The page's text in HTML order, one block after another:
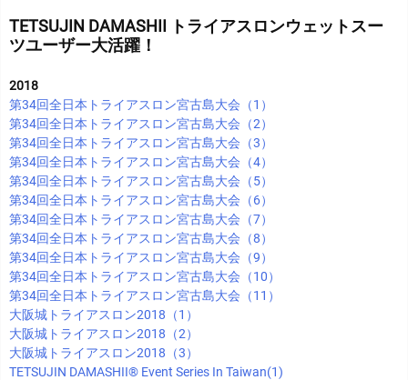
TETSUJIN DAMASHII トライアスロンウェットスー
ツユーザー大活躍！
2018
第34回全日本トライアスロン宮古島大会（1）
第34回全日本トライアスロン宮古島大会（2）
第34回全日本トライアスロン宮古島大会（3）
第34回全日本トライアスロン宮古島大会（4）
第34回全日本トライアスロン宮古島大会（5）
第34回全日本トライアスロン宮古島大会（6）
第34回全日本トライアスロン宮古島大会（7）
第34回全日本トライアスロン宮古島大会（8）
第34回全日本トライアスロン宮古島大会（9）
第34回全日本トライアスロン宮古島大会（10）
第34回全日本トライアスロン宮古島大会（11）
大阪城トライアスロン2018（1）
大阪城トライアスロン2018（2）
大阪城トライアスロン2018（3）
TETSUJIN DAMASHII®︎ Event Series In Taiwan(1)